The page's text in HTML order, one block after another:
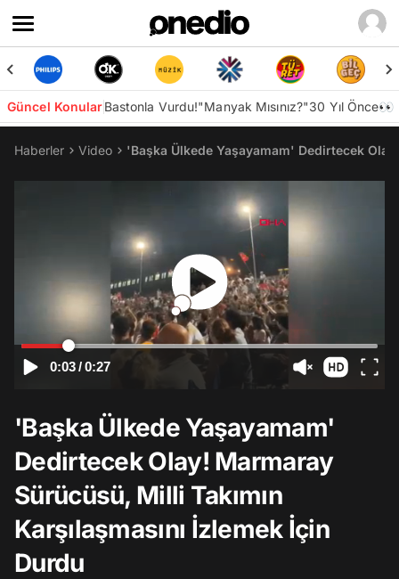
Güncel KonularBastonla Vurdu!"Manyak Mısınız?"30 Yıl Önce👀
Haberler Video 'Başka Ülkede Yaşayamam' Dedirtecek
0:03/0:27
'Başka Ülkede Yaşayamam'
Dedirtecek Olay! Marmaray
Sürücüsü, Milli Takımın
Karşılaşmasını İzlemek İçin
Durdu